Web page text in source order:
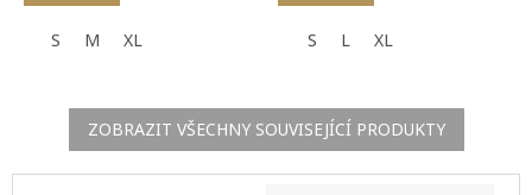
S M XL S L XL
ZOBRAZIT VŠECHNY SOUVISEJÍCÍ PRODUKTY